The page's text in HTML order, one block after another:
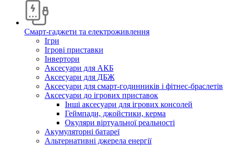
Смарт-гаджети та електроживлення
Ігри
Ігрові приставки
Інвертори
Аксесуари для АКБ
Аксесуари для ДБЖ
Аксесуари для смарт-годинників і фітнес-браслетів
Аксесуари до ігрових приставок
Інші аксесуари для ігрових консолей
Геймпади, джойстики, керма
Окуляри віртуальної реальності
Акумуляторні батареї
Альтернативні джерела енергії